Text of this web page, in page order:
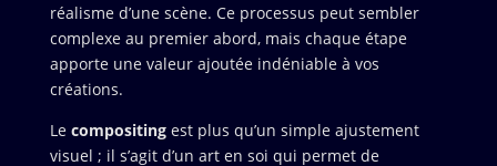
réalisme d’une scène. Ce processus peut sembler
complexe au premier abord, mais chaque étape
apporte une valeur ajoutée indéniable à vos
créations.
Le compositingest plus qu’un simple ajustement
visuel ; il s’agit d’un art en soi qui permet de